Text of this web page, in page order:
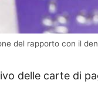
del rapporto con il
delle carte di